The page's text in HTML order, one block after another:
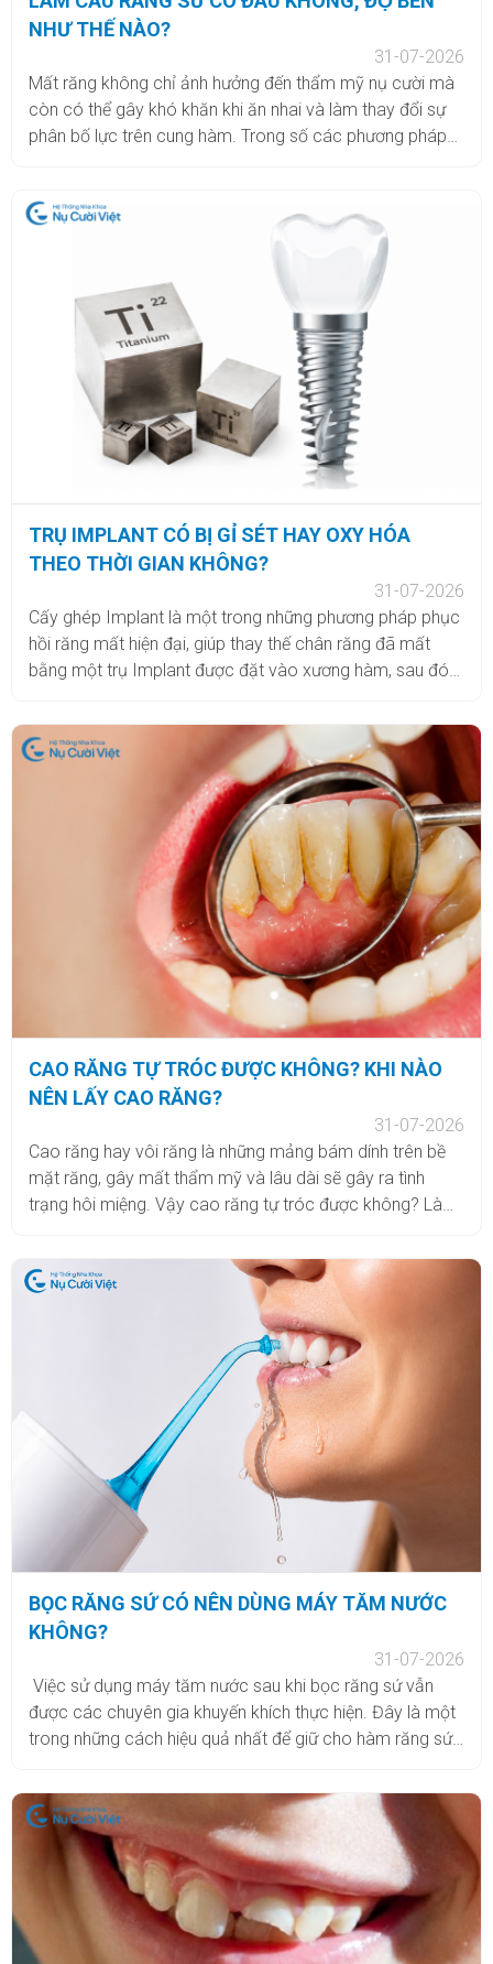
NHƯ THẾ NÀO?
31-07-2026
Mất răng không chỉ ảnh hưởng đến thẩm mỹ nụ cười mà
còn có thể gây khó khăn khi ăn nhai và làm thay đổi sự
phân bố lực trên cung hàm. Trong số các phương pháp
thời gian thực hiện tương đối nhanh và chi phí thường thấp
hàng vẫn băn khoăn cầu răng sứ có đau không, thực hiện
có gây ê buốt hay không và cầu răng sứ có thể sử dụng
trong bao lâu. Theo dõi bài viết dưới đây để có được lời
giải đáp chính xác nhé.
TRỤ IMPLANT CÓ BỊ GỈ SÉT HAY OXY HÓA
THEO THỜI GIAN KHÔNG?
31-07-2026
Cấy ghép Implant là một trong những phương pháp phục
hồi răng mất hiện đại, giúp thay thế chân răng đã mất
bằng một trụ Implant được đặt vào xương hàm, sau đó
xương, Implant có thể tạo nền tảng vững chắc, hỗ trợ
khôi phục chức năng ăn nhai và thẩm mỹ. Tuy nhiên,
không ít người vẫn lo lắng trước khi thực hiện, đặc biệt là
vấn đề trụ Implant có bị gỉ sét hoặc oxy hóa theo thời
gian không? Trong bài viết dưới đây, Nha khoa Thẩm mỹ
Nụ Cười Việt sẽ giúp bạn giải đáp chi tiết vấn đề này.
CAO RĂNG TỰ TRÓC ĐƯỢC KHÔNG? KHI NÀO
NÊN LẤY CAO RĂNG?
31-07-2026
Cao răng hay vôi răng là những mảng bám dính trên bề
mặt răng, gây mất thẩm mỹ và lâu dài sẽ gây ra tình
trạng hôi miệng. Vậy cao răng tự tróc được không? Làm
Việt tìm hiểu câu trả lời qua bài viết dưới đây.
BỌC RĂNG SỨ CÓ NÊN DÙNG MÁY TĂM NƯỚC
KHÔNG?
31-07-2026
Việc sử dụng máy tăm nước sau khi bọc răng sứ vẫn
được các chuyên gia khuyến khích thực hiện. Đây là một
trong những cách hiệu quả nhất để giữ cho hàm răng sứ
nước đúng cách sẽ giúp làm sạch sâu kẽ răng, ngăn
ngừa viêm nướu, tăng tuổi thọ cho răng sứ và ngăn ngừa
hiệu quả tình trạng hôi miệng. Bên cạnh đó, tia nước của
máy tăm nước còn có tác dụng massage nướu, tăng
cường tuần hoàn máu và giúp nướu khỏe mạnh hơn.